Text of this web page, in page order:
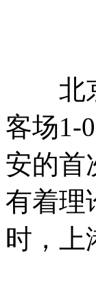
北京
客场1-
安的首
有着理
时，上